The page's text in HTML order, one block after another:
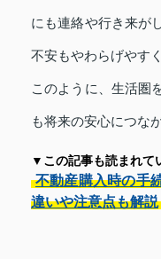
にも連絡や行き来が
不安もやわらげやす
このように、生活圏
も将来の安心につな
▼この記事も読まれて
不動産購入時の手
違いや注意点も解説